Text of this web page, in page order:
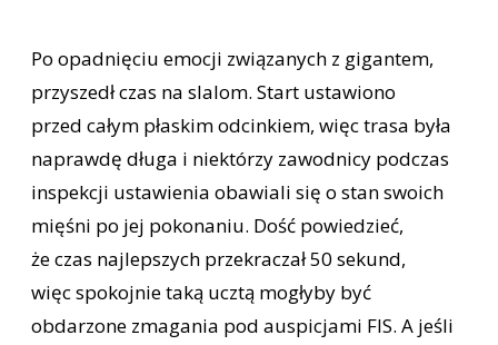
Po opadnięciu emocji związanych z gigantem,
przyszedł czas na slalom. Start ustawiono
przed całym płaskim odcinkiem, więc trasa była
naprawdę długa i niektórzy zawodnicy podczas
inspekcji ustawienia obawiali się o stan swoich
mięśni po jej pokonaniu. Dość powiedzieć,
że czas najlepszych przekraczał 50 sekund,
więc spokojnie taką ucztą mogłyby być
obdarzone zmagania pod auspicjami FIS. A jeśli